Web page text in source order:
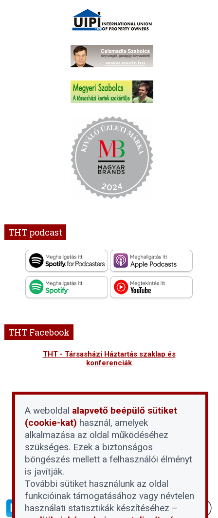
THT podcast
THT Facebook
THT - Társasházi Háztartás szaklap és
konferenciák
A weboldal alapvető beépülő sütiket
(cookie-kat) használ, amelyek
alkalmazása az oldal működéséhez
szükséges. Ezek a biztonságos
böngészés mellett a felhasználói élményt
is javítják.
További sütiket használunk az oldal
funkcióinak támogatásához vagy névtelen
használati statisztikák készítéséhez –